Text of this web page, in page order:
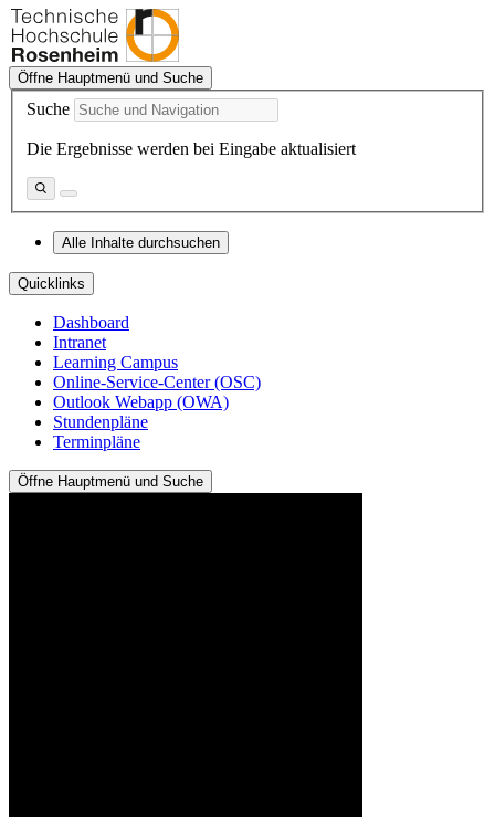
Öffne Hauptmenü und Suche
Suche
Die Ergebnisse werden bei Eingabe aktualisiert
Alle Inhalte durchsuchen
Quicklinks
Dashboard
Intranet
Learning Campus
Online-Service-Center (OSC)
Outlook Webapp (OWA)
Stundenpläne
Terminpläne
Öffne Hauptmenü und Suche